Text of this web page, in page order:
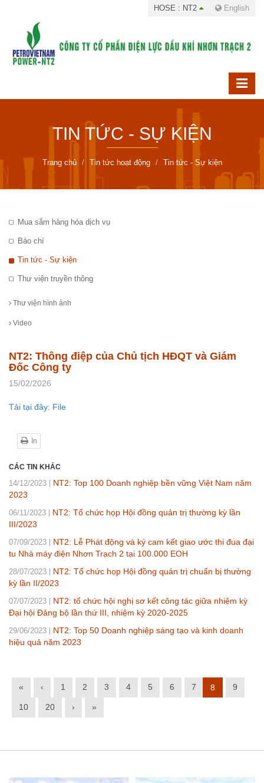
HOSE : NT2 English
TIN TỨC - SỰ KIỆN
Trang chủ Tin tức hoạt động Tin tức - Sự kiện
Mua sắm hàng hóa dịch vụ
Báo chí
Tin tức - Sự kiện
Thư viện truyền thông
Thư viện hình ảnh
Video
NT2: Thông điệp của Chủ tịch HĐQT và Giám
Đốc Công ty
15/02/2026
Tải tại đây: File
In
CÁC TIN KHÁC
14/12/2023
NT2: Top 100 Doanh nghiệp bền vững Việt Nam năm
2023
06/11/2023
NT2: Tổ chức họp Hội đồng quản trị thường kỳ lần
III/2023
07/09/2023
NT2: Lễ Phát động và ký cam kết giao ước thi đua đại
tu Nhà máy điện Nhơn Trạch 2 tại 100.000 EOH
28/07/2023
NT2: Tổ chức họp Hội đồng quản trị chuẩn bị thường
kỳ lần II/2023
07/07/2023
NT2: tổ chức hội nghị sơ kết công tác giữa nhiệm kỳ
Đại hội Đảng bộ lần thứ III, nhiệm kỳ 2020-2025
29/06/2023
NT2: Top 50 Doanh nghiệp sáng tạo và kinh doanh
hiệu quả năm 2023
« ‹ 1 2 3 4 5 6 7 8 9
10 20 › »